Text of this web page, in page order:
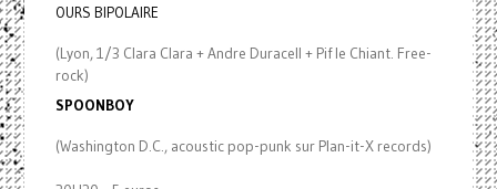
OURS BIPOLAIRE
(Lyon, 1/3 Clara Clara + Andre Duracell + Pif le Chiant. Free-
rock)
SPOONBOY
(Washington D.C., acoustic pop-punk sur Plan-it-X records)